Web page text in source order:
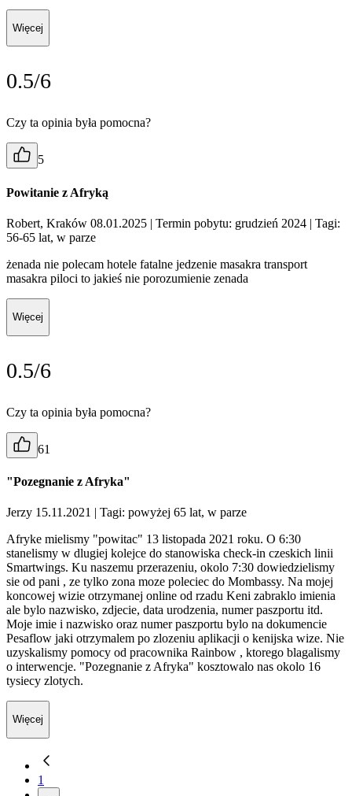
Więcej
0.5/6
Czy ta opinia była pomocna?
5
Powitanie z Afryką
Robert, Kraków 08.01.2025 | Termin pobytu: grudzień 2024 | Tagi:
56-65 lat, w parze
żenada nie polecam hotele fatalne jedzenie masakra transport
masakra piloci to jakieś nie porozumienie zenada
Więcej
0.5/6
Czy ta opinia była pomocna?
61
"Pozegnanie z Afryka"
Jerzy 15.11.2021 | Tagi: powyżej 65 lat, w parze
Afryke mielismy "powitac" 13 listopada 2021 roku. O 6:30
stanelismy w dlugiej kolejce do stanowiska check-in czeskich linii
Smartwings. Ku naszemu przerazeniu, okolo 7:30 dowiedzielismy
sie od pani , ze tylko zona moze poleciec do Mombassy. Na mojej
koncowej wizie otrzymanej online od rzadu Keni zabraklo imienia
ale bylo nazwisko, zdjecie, data urodzenia, numer paszportu itd.
Moje imie i nazwisko oraz numer paszportu bylo na dokumencie
Pesaflow jaki otrzymalem po zlozeniu aplikacji o kenijska wize. Nie
uzyskalismy pomocy od pracownika Rainbow , ktorego blagalismy
o interwencje. "Pozegnanie z Afryka" kosztowalo nas okolo 16
tysiecy zlotych.
Więcej
1